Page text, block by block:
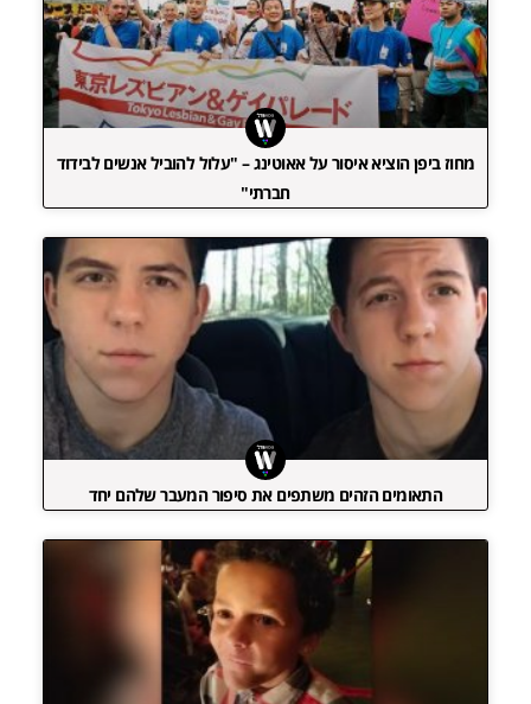
מחוז ביפן הוציא איסור על אאוטינג – "עלול להוביל אנשים לבידוד
חברתי"
התאומים הזהים משתפים את סיפור המעבר שלהם יחד